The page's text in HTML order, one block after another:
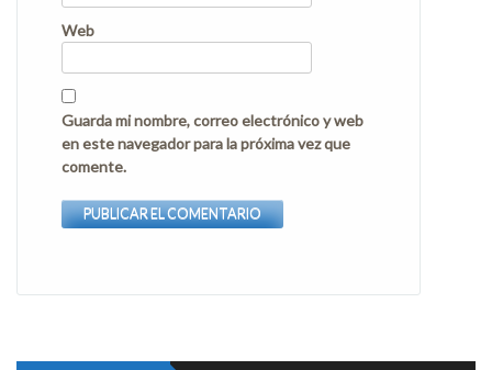
Web
Guarda mi nombre, correo electrónico y web
en este navegador para la próxima vez que
comente.